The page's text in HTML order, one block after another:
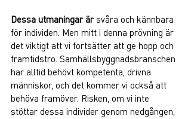
Dessa utmaningar är svåra och kännbara
för individen. Men mitt i denna prövning är
det viktigt att vi fortsätter att ge hopp och
framtidstro. Samhällsbyggnadsbranschen
har alltid behövt kompetenta, drivna
människor, och det kommer vi också att
behöva framöver. Risken, om vi inte
stöttar dessa individer genom nedgången,